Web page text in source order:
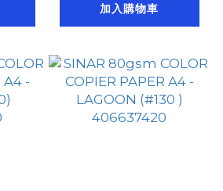
406637460
加入購物車